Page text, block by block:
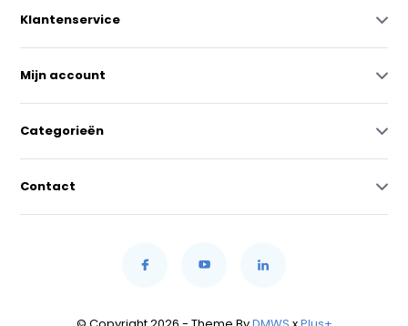
Klantenservice
Mijn account
Categorieën
Contact